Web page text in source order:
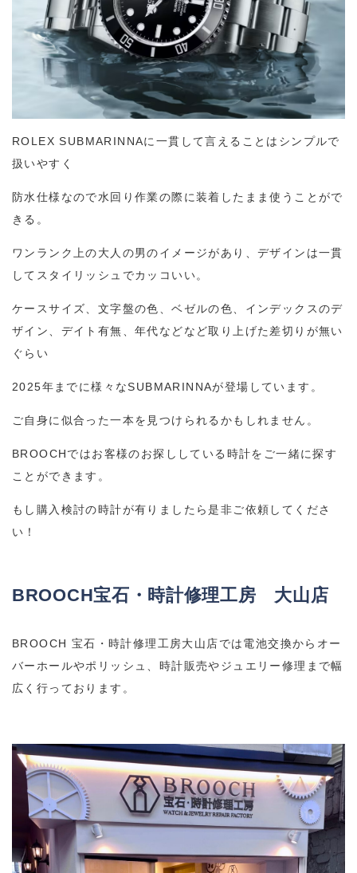
ROLEX SUBMARINNAに一貫して言えることはシンプルで
扱いやすく
防水仕様なので水回り作業の際に装着したまま使うことがで
きる。
ワンランク上の大人の男のイメージがあり、デザインは一貫
してスタイリッシュでカッコいい。
ケースサイズ、文字盤の色、ベゼルの色、インデックスのデ
ザイン、デイト有無、年代などなど取り上げた差切りが無い
ぐらい
2025年までに様々なSUBMARINNAが登場しています。
ご自身に似合った一本を見つけられるかもしれません。
BROOCHではお客様のお探ししている時計をご一緒に探す
ことができます。
もし購入検討の時計が有りましたら是非ご依頼してくださ
い！
BROOCH宝石・時計修理工房 大山店
BROOCH 宝石・時計修理工房大山店では電池交換からオー
バーホールやポリッシュ、時計販売やジュエリー修理まで幅
広く行っております。